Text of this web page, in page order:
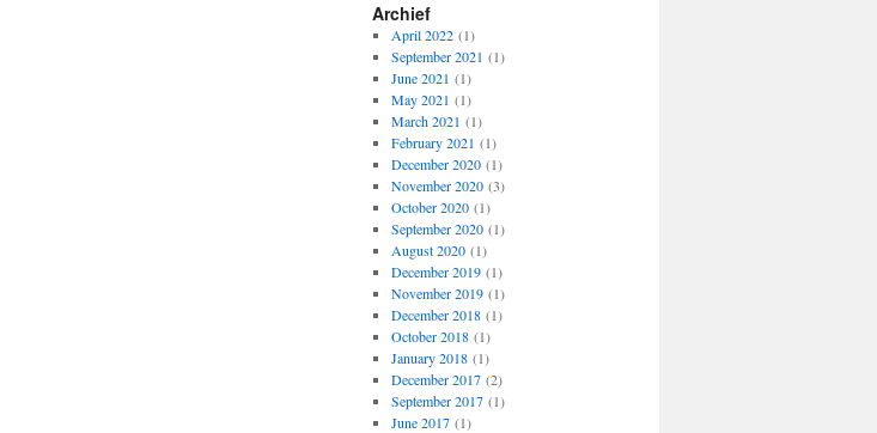
Archief
April 2022(1)
September 2021 (1)
June 2021 (1)
May 2021 (1)
March 2021 (1)
February 2021 (1)
December 2020(1)
November 2020(3)
October 2020(1)
September 2020(1)
August 2020(1)
December 2019(1)
November 2019(1)
December 2018(1)
October 2018(1)
January 2018(1)
December 2017(2)
September 2017(1)
June 2017(1)